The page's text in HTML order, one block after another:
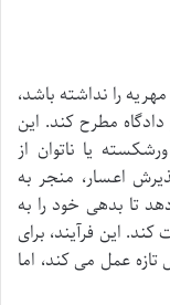
را نداشته باشد،
دادگاه مطرح کند. این
یا ناتوان از
اعسار، منجر به
تا بدهی خود را به
این فرآیند، برای
عمل می کند، اما